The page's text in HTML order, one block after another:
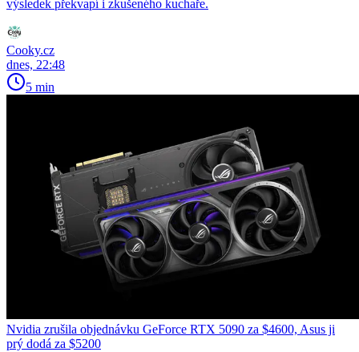
výsledek překvapí i zkušeného kuchaře.
Cooky.cz
dnes, 22:48
5 min
Nvidia zrušila objednávku GeForce RTX 5090 za $4600, Asus ji
prý dodá za $5200